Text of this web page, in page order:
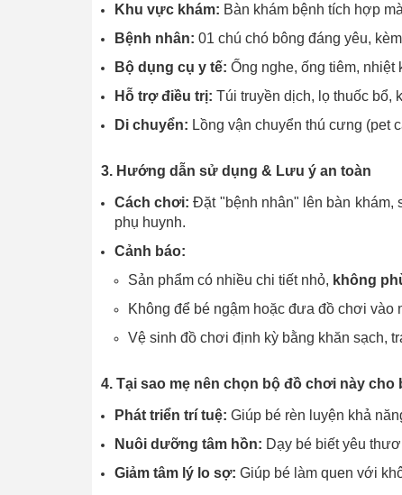
Khu vực khám: Bàn khám bệnh tích hợp
Bệnh nhân: 01 chú chó bông đáng yêu,
Bộ dụng cụ y tế: Ống nghe, ống tiêm, nhiệt
Hỗ trợ điều trị: Túi truyền dịch, lọ thuốc bổ,
Di chuyển: Lồng vận chuyển thú cưng (pet
3. Hướng dẫn sử dụng & Lưu ý an toàn
Cách chơi: Đặt "bệnh nhân" lên bàn khám,
phụ huynh.
Cảnh báo:
Sản phẩm có nhiều chi tiết nhỏ, không
Không để bé ngậm hoặc đưa đồ chơi vào
Vệ sinh đồ chơi định kỳ bằng khăn sạch,
4. Tại sao mẹ nên chọn bộ đồ chơi này cho
Phát triển trí tuệ: Giúp bé rèn luyện khả
Nuôi dưỡng tâm hồn: Dạy bé biết yêu
Giảm tâm lý lo sợ: Giúp bé làm quen với